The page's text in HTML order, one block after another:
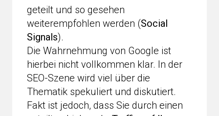
geteilt und so gesehen
weiterempfohlen werden (Social
Signals).
Die Wahrnehmung von Google ist
hierbei nicht vollkommen klar. In der
SEO-Szene wird viel über die
Thematik spekuliert und diskutiert.
Fakt ist jedoch, dass Sie durch einen